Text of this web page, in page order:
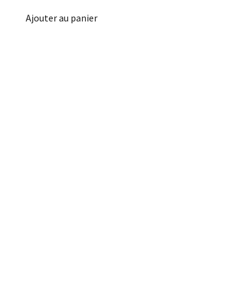
Ajouter au panier